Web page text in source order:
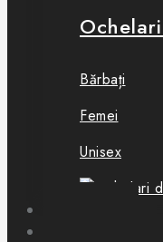
Bărbați
Femei
Unisex